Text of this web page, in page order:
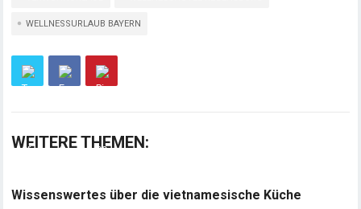
WELLNESSURLAUB BAYERN
WEITERE THEMEN:
Wissenswertes über die vietnamesische Küche